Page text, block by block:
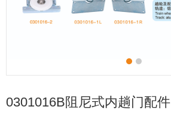
0301016B阻尼式内趟门配件